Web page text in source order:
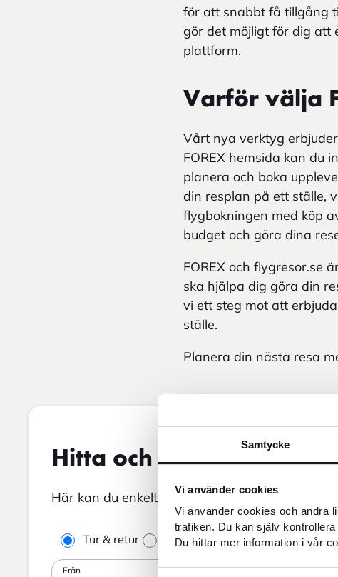
Samtycke
Vi använder cookies
Vi använder cookies och andra
trafiken. Du kan själv
Du hittar mer information i vår
för att snabbt få tillgång
gör det möjligt för dig att
plattform.
Varför välja
Vårt nya verktyg
FOREX hemsida kan du
planera och boka
din resplan på ett ställe,
flygbokningen med köp
budget och göra dina
FOREX och flygresor.se
ska hjälpa dig göra din
vi ett steg mot att
ställe.
Planera din nästa resa
Hitta och boka flyg
Här kan du enkelt och söka och utforska olika
Tur & retur Enkelresa
Från